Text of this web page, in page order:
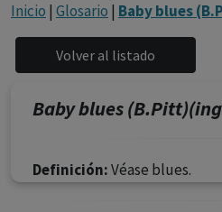
Inicio | Glosario | Baby blues
Baby blues
Definición:Véase blues.